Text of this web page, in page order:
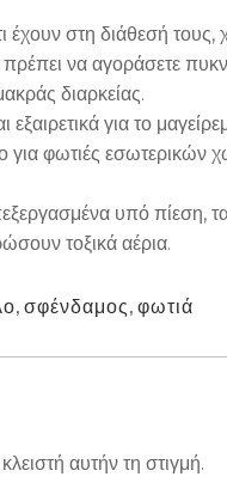
στη διάθεσή
να αγοράσετε
διαρκείας.
για το
φωτιές εσωτερικών
υπό πίεση,
τοξικά αέρια.
,σφένδαμος,φωτιά
αυτήν τη στιγμή.